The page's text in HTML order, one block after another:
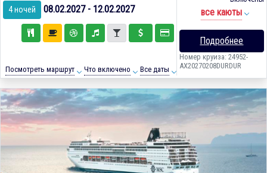
4 ночей 08.02.2027 - 12.02.2027
Посмотреть маршрут Что включено Все даты
все каюты
Подробнее
Номер круиза: 24952-
AX20270208DURDUR